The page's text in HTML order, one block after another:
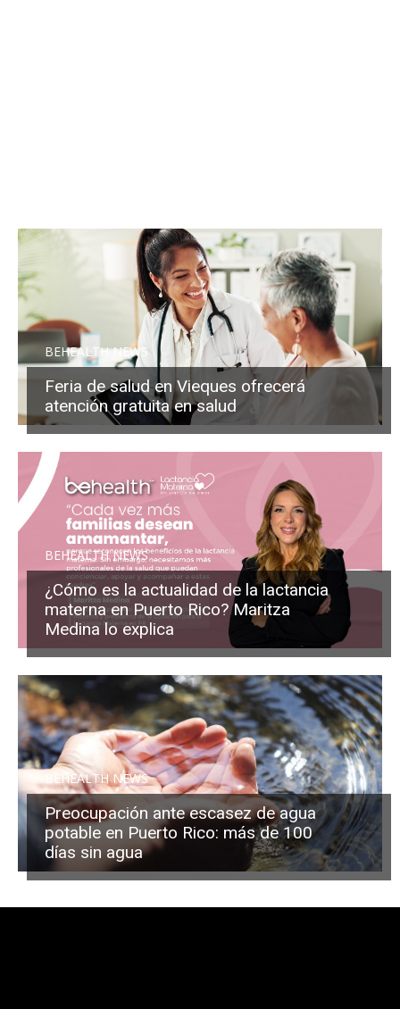
BEHEALTH NEWS
Feria de salud en Vieques ofrecerá
atención gratuita en salud
BEHEALTH NEWS
¿Cómo es la actualidad de la lactancia
materna en Puerto Rico? Maritza
Medina lo explica
BEHEALTH NEWS
Preocupación ante escasez de agua
potable en Puerto Rico: más de 100
días sin agua